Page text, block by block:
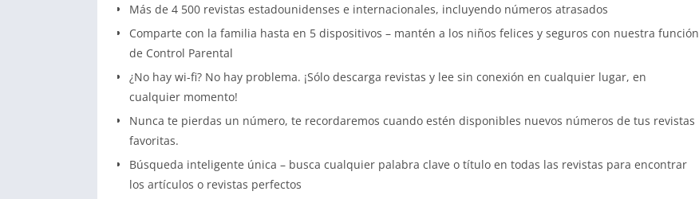
Más de 4 500 revistas estadounidenses e internacionales, incluyendo números atrasados
Comparte con la familia hasta en 5 dispositivos – mantén a los niños felices y seguros con nuestra función
de Control Parental
¿No hay wi-fi? No hay problema. ¡Sólo descarga revistas y lee sin conexión en cualquier lugar, en
cualquier momento!
Nunca te pierdas un número, te recordaremos cuando estén disponibles nuevos números de tus revistas
favoritas.
Búsqueda inteligente única – busca cualquier palabra clave o título en todas las revistas para encontrar
los artículos o revistas perfectos